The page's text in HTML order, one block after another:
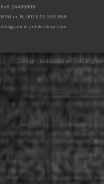
KvK 24405999
BTW nr. NL0013.05.599.B68
info@americanbikeshop.com
Design, realisatie en hosting